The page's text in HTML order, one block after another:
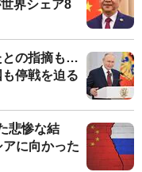
界シェア8
との指摘も…
停戦を迫る
悲惨な結
に向かった